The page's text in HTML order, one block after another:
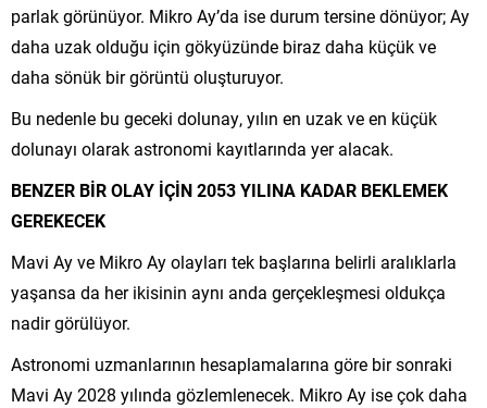
parlak görünüyor. Mikro Ay’da ise durum tersine dönüyor; Ay
daha uzak olduğu için gökyüzünde biraz daha küçük ve
daha sönük bir görüntü oluşturuyor.
Bu nedenle bu geceki dolunay, yılın en uzak ve en küçük
dolunayı olarak astronomi kayıtlarında yer alacak.
BENZER BİR OLAY İÇİN 2053 YILINA KADAR BEKLEMEK
GEREKECEK
Mavi Ay ve Mikro Ay olayları tek başlarına belirli aralıklarla
yaşansa da her ikisinin aynı anda gerçekleşmesi oldukça
nadir görülüyor.
Astronomi uzmanlarının hesaplamalarına göre bir sonraki
Mavi Ay 2028 yılında gözlemlenecek. Mikro Ay ise çok daha